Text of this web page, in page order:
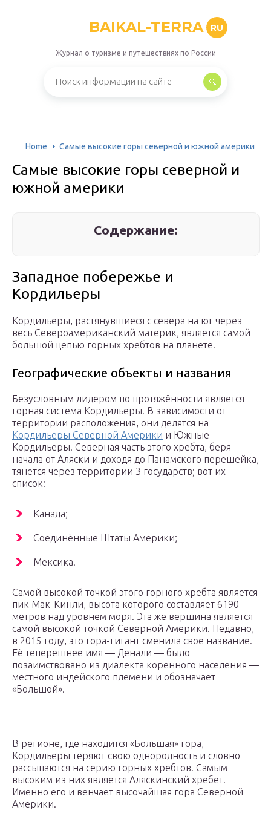
BAIKAL-TERRA RU
Журнал о туризме и путешествиях по России
Home Самые высокие горы северной и южной америки
Самые высокие горы северной и
южной америки
Содержание:
Западное побережье и
Кордильеры
Кордильеры, растянувшиеся с севера на юг через
весь Североамериканский материк, является самой
большой цепью горных хребтов на планете.
Географические объекты и названия
Безусловным лидером по протяжённости является
горная система Кордильеры. В зависимости от
территории расположения, они делятся на
Кордильеры Северной Америки и Южные
Кордильеры. Северная часть этого хребта, беря
начала от Аляски и доходя до Панамского перешейка,
тянется через территории 3 государств; вот их
список:
Канада;
Соединённые Штаты Америки;
Мексика.
Самой высокой точкой этого горного хребта является
пик Мак-Кинли, высота которого составляет 6190
метров над уровнем моря. Эта же вершина является
самой высокой точкой Северной Америки. Недавно,
в 2015 году, это гора-гигант сменила свое название.
Её теперешнее имя — Денали — было
позаимствовано из диалекта коренного населения —
местного индейского племени и обозначает
«Большой».
В регионе, где находится «Большая» гора,
Кордильеры теряют свою однородность и словно
рассыпаются на серию горных хребтов. Самым
высоким из них является Аляскинский хребет.
Именно его и венчает высочайшая гора Северной
Америки.